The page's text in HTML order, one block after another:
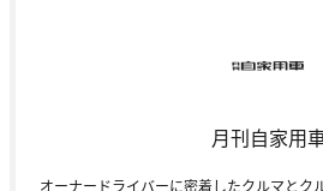
月刊自家用
オーナードライバーに密着したクルマとク